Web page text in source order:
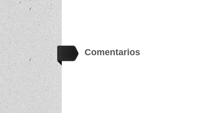
Comentarios